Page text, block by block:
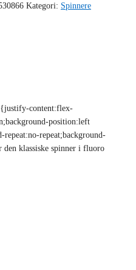
Kategori: Spinnere
content:flex-
position:left
repeat:no-repeat;background-
klassiske spinner i fluoro